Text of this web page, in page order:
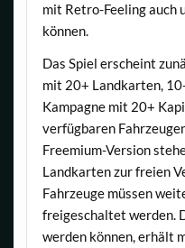
mit Retro-Feeling auch
können.
Das Spiel erscheint
mit 20+ Landkarten,
Kampagne mit 20+
verfügbaren
Freemium-Version
Landkarten zur freien
Fahrzeuge müssen
freigeschaltet werden.
werden können, erhält